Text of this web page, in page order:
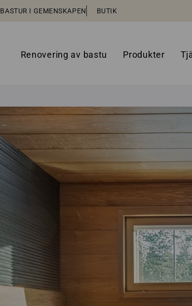
BASTUR I GEMENSKAPEN BUTIK
Renovering av bastu Produkter